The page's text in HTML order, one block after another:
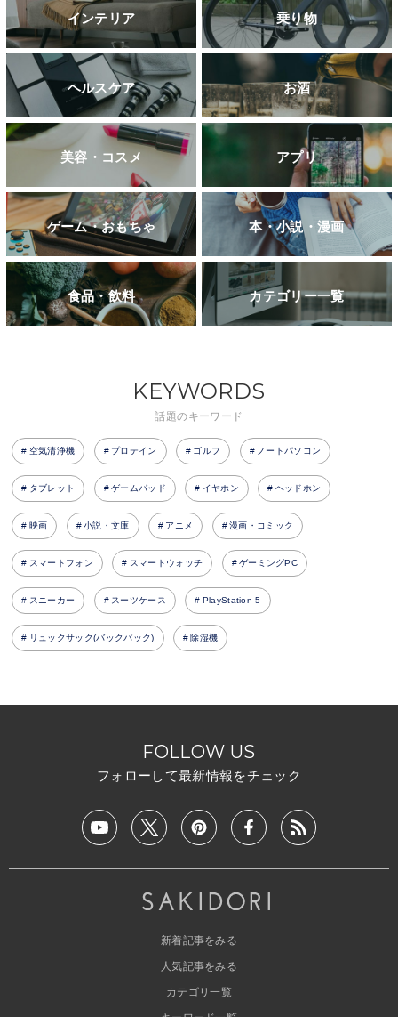
インテリア 乗り物
ヘルスケア お酒
美容・コスメ アプリ
ゲーム・おもちゃ 本・小説・漫画
食品・飲料 カテゴリー一覧
KEYWORDS
話題のキーワード
空気清浄機 プロテイン ゴルフ ノートパソコン
タブレット ゲームパッド イヤホン ヘッドホン
映画 小説・文庫 アニメ 漫画・コミック
スマートフォン スマートウォッチ ゲーミングPC
スニーカー スーツケース PlayStation 5
リュックサック(バックパック) 除湿機
FOLLOW US
フォローして最新情報をチェック
新着記事をみる
人気記事をみる
カテゴリ一覧